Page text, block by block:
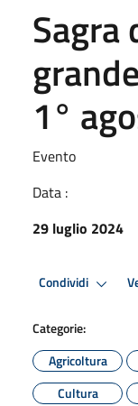
Sagra
1°
Evento
Data :
29 luglio 2024
Condividi
Categorie:
Agricoltura
Cultura